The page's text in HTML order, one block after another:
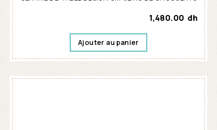
1,480.00 dh
Ajouter au panier